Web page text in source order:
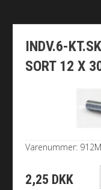
INDV.6-
SORT 12 X
Varenummer:
2,25 DKK